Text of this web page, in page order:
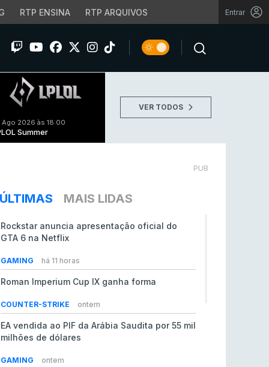
RTP ENSINA RTP ARQUIVOS Entrar
Ago 2026 às 18:00
Summer
VER TODOS
PUB
ÚLTIMAS MAIS LIDAS
Rockstar anuncia apresentação oficial do
GTA 6 na Netflix
GAMING há 11 horas
Roman Imperium Cup IX ganha forma
COUNTER-STRIKE ontem
EA vendida ao PIF da Arábia Saudita por 55 mil
milhões de dólares
GAMING ontem